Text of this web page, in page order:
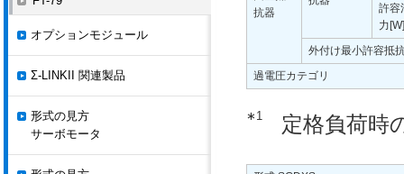
抗器
許容
力[W]
外付け最小許容抵
過電圧カテゴリ
∗1 定格負荷時
オプションモジュール
Σ-LINKII 関連製品
形式の見方
サーボモータ